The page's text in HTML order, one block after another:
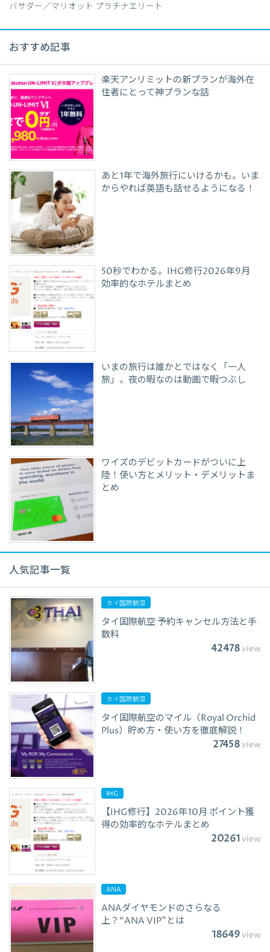
バサダー／マリオット プラチナエリート
おすすめ記事
楽天アンリミットの新プランが海外在
住者にとって神プランな話
あと1年で海外旅行にいけるかも。いま
からやれば英語も話せるようになる！
50秒でわかる。IHG修行2026年9月
効率的なホテルまとめ
いまの旅行は誰かとではなく「一人
旅」。夜の暇なのは動画で暇つぶし
ワイズのデビットカードがついに上
陸！使い方とメリット・デメリットま
とめ
人気記事一覧
タイ国際航空
タイ国際航空 予約キャンセル方法と手
数料
42478view
タイ国際航空
タイ国際航空のマイル（Royal Orchid
Plus）貯め方・使い方を徹底解説！
27458view
IHG
【IHG修行】2026年10月 ポイント獲
得の効率的なホテルまとめ
20261view
ANA
ANAダイヤモンドのさらなる
上？“ANA VIP”とは
18649view